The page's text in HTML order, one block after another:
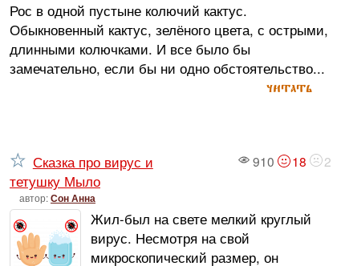
Рос в одной пустыне колючий кактус.
Обыкновенный кактус, зелёного цвета, с острыми,
длинными колючками. И все было бы
замечательно, если бы ни одно обстоятельство...
читать
910 18 2
Сказка про вирус и
тетушку Мыло
автор:Сон Анна
Жил-был на свете мелкий круглый
вирус. Несмотря на свой
микроскопический размер, он